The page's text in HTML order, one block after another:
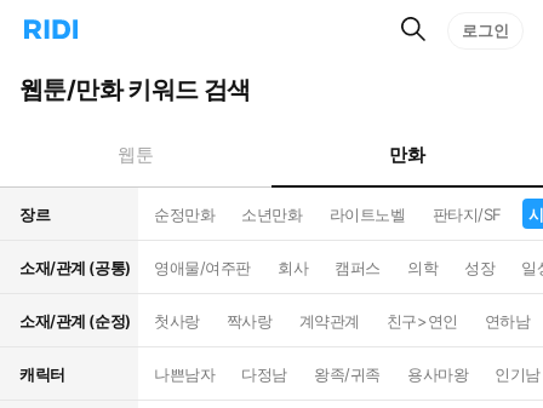
리
홈
으
턴
트
검
로그인
웹툰/만화 키워드 검색
웹툰 만화
장르 순정만화 소년만화 라이트노벨 판타지/SF
소재/관계 (공통) 영애물/여주판 회사 캠퍼스 의학 성장 일
소재/관계 (순정) 첫사랑 짝사랑 계약관계 친구>연인 연하남
캐릭터 나쁜남자 다정남 왕족/귀족 용사마왕 인기남